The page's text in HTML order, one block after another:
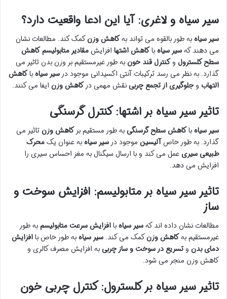
سیر سیاه و لاغری: آیا این ادعا واقعیت دارد؟
سیر سیاهبه طور بالقوه می تواند بهکاهش وزنکمک کند. مطالعات نشان
می دهند کهسیر سیاهباکاهش اشتها افزایشمقادیر متابولیسمکاهش
سطح کلسترول وکنترل قند خونبه طور غیرمستقیم بر وزن بدن تاثیر می
گذارد. به نظر می رسد ترکیبات آنتی اکسیدانی موجود در سیر سیاهباکاهش
التهاب وجلوگیری از تجمع چربینقش مهمی درکاهش وزن ایفا می کنند.
تاثیر سیر سیاه بر اشتها: کنترل گرسنگی
سیر سیاهباکاهش سطح گرسنگیبه طور مستقیم برکاهش وزنتاثیر می
گذارد. به طور خاصآلیسین موجود در سیر سیاهبه عنوان یکمحرک
طبیعی سیریعمل می کند و با ارسال سیگنال به مغز احساس سیری را
افزایش می دهد.
تاثیر سیر سیاه بر متابولیسم: افزایش سوخت و
ساز
مطالعات نشان داده اند کهسیر سیاهباافزایش سرعت متابولیسمبه طور
غیرمستقیم بهکاهش وزنکمک می کند. سیر سیاهبه طور خاص باافزایش
دمای بدن وتسریع در سوخت و ساز چربیبه افزایش مصرف کالری و
کاهش وزن منجر می شود.
تاثیر سیر سیاه بر کلسترول: کنترل چربی خون